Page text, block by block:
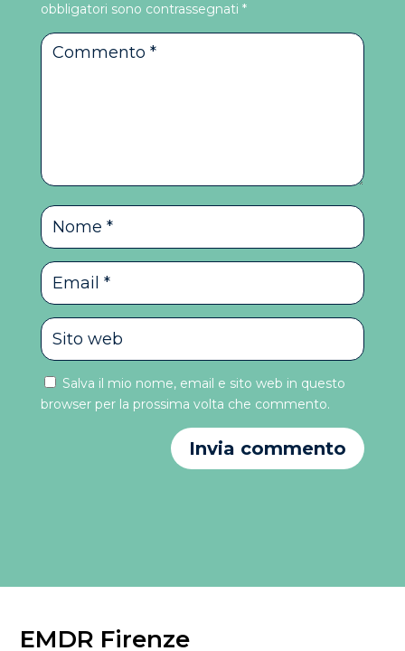
obbligatori sono contrassegnati *
Salva il mio nome, email e sito web in questo
browser per la prossima volta che commento.
Invia commento
EMDR Firenze